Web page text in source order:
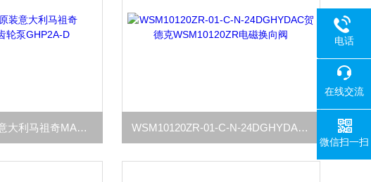
GHP2A-D-34原装意大利马祖奇MARZOCCHI齿轮泵GHP2A-D WSM10120ZR-01-C-N-24DGHYDAC贺德克WSM10120ZR电磁换向阀
电话
在线交流
微信扫一扫